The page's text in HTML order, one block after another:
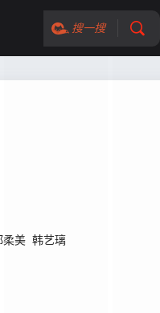
搜一搜
柔美 韩艺璃